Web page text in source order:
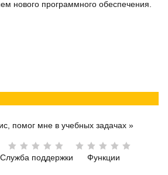
нового программного обеспечения.
помог мне в учебных задачах »
Служба поддержки Функции